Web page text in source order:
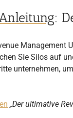
:
Management
Sie Silos auf
unternehmen,
„Der ultimative